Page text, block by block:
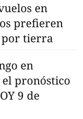
en
prefieren
tierra
en
el pronóstico
9 de